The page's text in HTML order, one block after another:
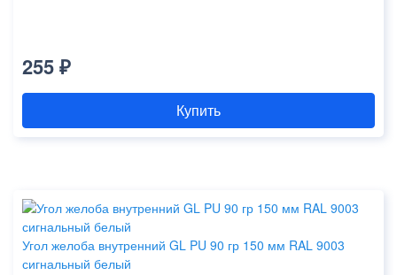
255 ₽
Купить
Угол желоба внутренний GL PU 90 гр 150 мм RAL 9003
сигнальный белый